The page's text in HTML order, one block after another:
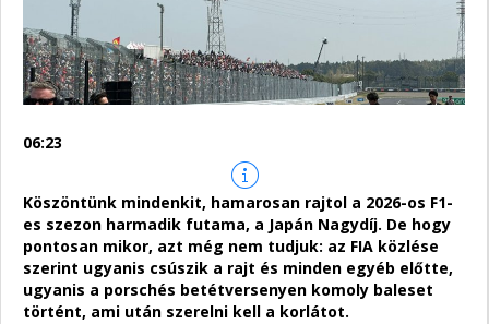
06:23
Köszöntünk mindenkit, hamarosan rajtol a 2026-os F1-
es szezon harmadik futama, a Japán Nagydíj. De hogy
pontosan mikor, azt még nem tudjuk: az FIA közlése
szerint ugyanis csúszik a rajt és minden egyéb előtte,
ugyanis a porschés betétversenyen komoly baleset
történt, ami után szerelni kell a korlátot.